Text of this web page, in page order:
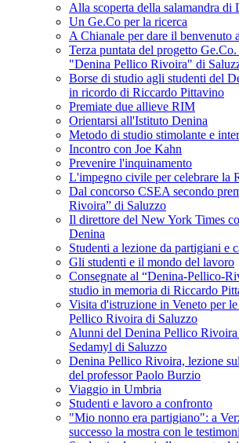
Alla scoperta della salamandra di
Un Ge.Co per la ricerca
A Chianale per dare il benvenuto
Terza puntata del progetto
"Denina Pellico Rivoira" di
Borse di studio agli studenti del
in ricordo di Riccardo Pittavino
Premiate due allieve RIM
Orientarsi all'Istituto Denina
Metodo di studio stimolante e
Incontro con Joe Kahn
Prevenire l'inquinamento
L'impegno civile per celebrare la
Dal concorso CSEA secondo
Rivoira” di Saluzzo
Il direttore del New York Times
Denina
Studenti a lezione da partigiani e
Gli studenti e il mondo del lavoro
Consegnate al “Denina-Pellico-
studio in memoria di Riccardo
Visita d'istruzione in Veneto per
Pellico Rivoira di Saluzzo
Alunni del Denina Pellico
Sedamyl di Saluzzo
Denina Pellico Rivoira, lezione
del professor Paolo Burzio
Viaggio in Umbria
Studenti e lavoro a confronto
"Mio nonno era partigiano": a
successo la mostra con le